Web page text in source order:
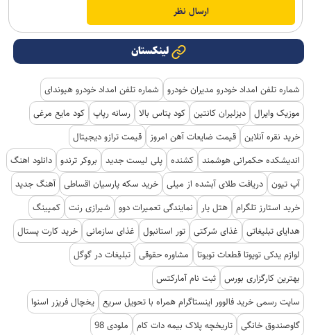
لینکستان
شماره تلفن امداد خودرو مدیران خودرو
شماره تلفن امداد خودرو هیوندای
موزیک وایرال دیزلیران کانتین کود پتاس بالا رسانه رپاپ کود مایع مرغی
خرید نقره آنلاین قیمت ضایعات آهن امروز
قیمت ترازو دیجیتال
اندیشکده حکمرانی هوشمند کشنده پلی لیست جدید بروکر ترندو دانلود اهنگ
آپ تیون دریافت طلای آبشده از میلی خرید سکه پارسیان اقساطی آهنگ جدید
خرید استارز تلگرام هتل یار نمایندگی تعمیرات دوو شیرازی رنت کمپینگ
هدایای تبلیغاتی
غذای شرکتی تور استانبول غذای سازمانی خرید کارت پستال
لوازم یدکی تویوتا قطعات تویوتا
مشاوره حقوقی تبلیغات در گوگل
بهترین کارگزاری بورس ثبت نام آمارکتس
سایت رسمی خرید فالوور اینستاگرام همراه با تحویل سریع یخچال فریزر اسنوا
گاوصندوق خانگی تاریخچه پلاک بیمه دات کام ملودی 98